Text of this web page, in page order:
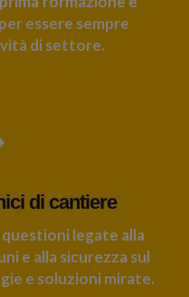
essere sempre
di settore.
di cantiere
legate alla
e alla sicurezza sul
e soluzioni mirate.